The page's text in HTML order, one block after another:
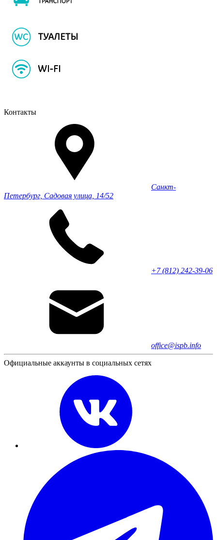
Контакты
Санкт-
Петербург, Садовая улица, 14/52
+7 (812) 242-39-06
office@ispb.info
Официальные аккаунты в социальных сетях